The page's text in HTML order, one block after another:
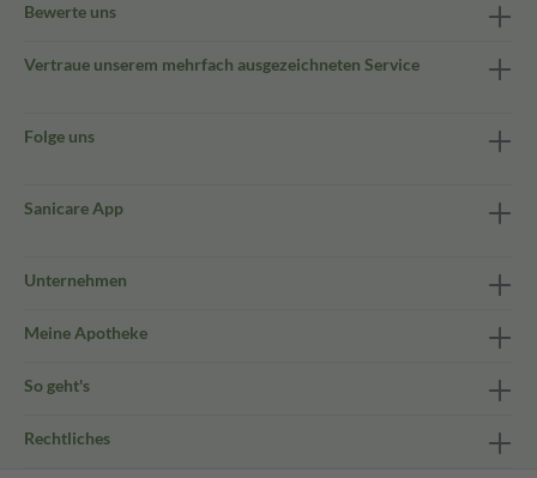
Bewerte uns
Vertraue unserem mehrfach ausgezeichneten Service
Folge uns
Sanicare App
Unternehmen
Meine Apotheke
So geht's
Rechtliches